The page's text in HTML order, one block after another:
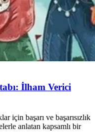
İlham Verici
için başarı ve başarısızlık
anlatan kapsamlı bir